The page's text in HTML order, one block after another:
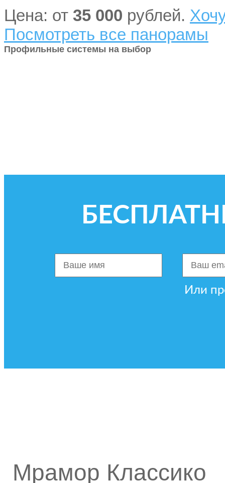
Цена: от 35 000 рублей.
Посмотреть все панорамы
Профильные системы на выбор
Или
Мрамор Классико